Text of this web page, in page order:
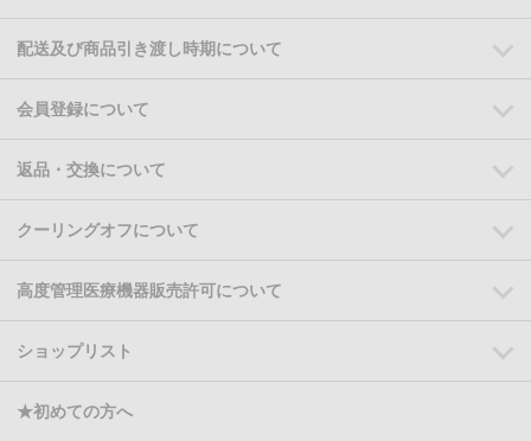
配送及び商品引き渡し時期について
会員登録について
返品・交換について
クーリングオフについて
高度管理医療機器販売許可について
ショップリスト
★初めての方へ